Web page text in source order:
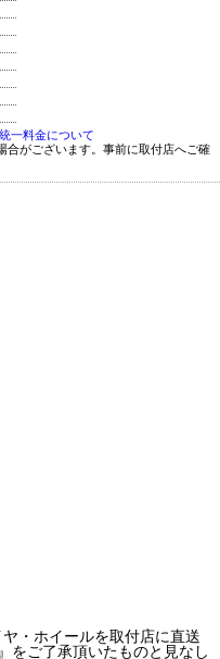
統一料金について
がございます。事前に取付店へご確
・ホイールを取付店に直送
』をご了承頂いたものと見なし